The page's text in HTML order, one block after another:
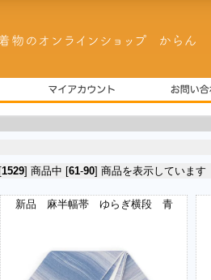
1529] 商品中 [61-90] 商品を表示しています
新品 麻半幅帯 ゆらぎ横段 青